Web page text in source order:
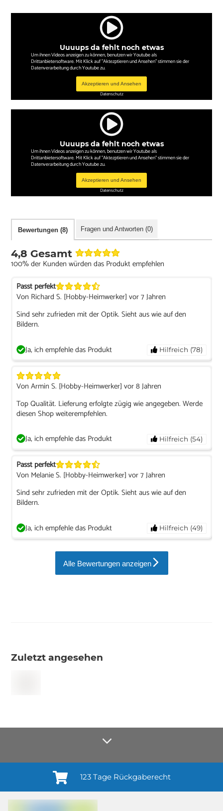
Uuuups da fehlt noch etwas
Um ihnen Videos anzeigen zu können, benutzen wir Youtube als
Drittanbietersoftware. Mit Klick auf "Aktezptieren und Ansehen" stimmen sie der
Datenverarbeitung durch Youtube zu.
Akzeptieren und Ansehen
Datenschutz
Uuuups da fehlt noch etwas
Um ihnen Videos anzeigen zu können, benutzen wir Youtube als
Drittanbietersoftware. Mit Klick auf "Aktezptieren und Ansehen" stimmen sie der
Datenverarbeitung durch Youtube zu.
Akzeptieren und Ansehen
Datenschutz
Bewertungen (8) Fragen und Antworten (0)
4,8 Gesamt
100% der Kunden würden das Produkt empfehlen
Passt perfekt
Von Richard S. [Hobby-Heimwerker] vor 7 Jahren
Sind sehr zufrieden mit der Optik. Sieht aus wie auf den
Bildern.
Ja, ich empfehle das Produkt Hilfreich (78)
Von Armin S. [Hobby-Heimwerker] vor 8 Jahren
Top Qualität. Lieferung erfolgte zügig wie angegeben. Werde
diesen Shop weiterempfehlen.
Ja, ich empfehle das Produkt Hilfreich (54)
Passt perfekt
Von Melanie S. [Hobby-Heimwerker] vor 7 Jahren
Sind sehr zufrieden mit der Optik. Sieht aus wie auf den
Bildern.
Ja, ich empfehle das Produkt Hilfreich (49)
Alle Bewertungen anzeigen
Zuletzt angesehen
Anmelden¹
123 Tage Rückgaberecht